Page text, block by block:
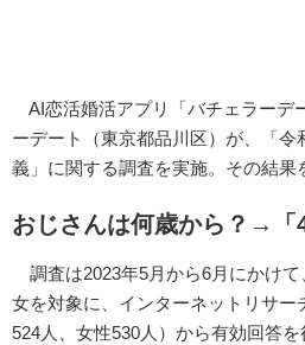
AI恋活婚活アプリ「バチェラーデ
ーデート（東京都品川区）が、「令
義」に関する調査を実施。その結果
おじさんは何歳から？→「
調査は2023年5月から6月にかけて
女を対象に、インターネットリサー
524人、女性530人）から有効回答を